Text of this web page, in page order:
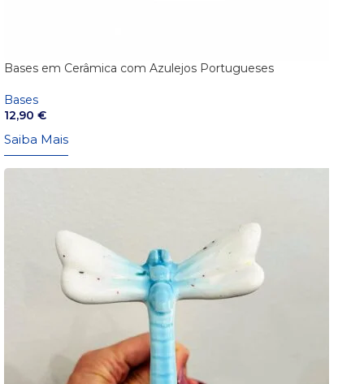
Bases em Cerâmica com Azulejos Portugueses
Bases
12,90 €
Saiba Mais